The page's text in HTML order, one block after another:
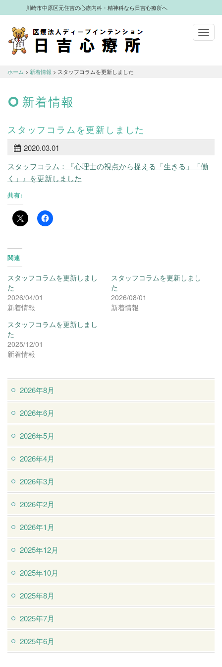
川崎市中原区元住吉の心療内科・精神科なら日吉心療所へ
なら日吉心療所へ
ホーム > 新着情報 > スタッフコラムを更新しました
新着情報
スタッフコラムを更新しました
2020.03.01
スタッフコラム：『心理士の視点から捉える「生きる」「働
く」』を更新しました
共有:
関連
スタッフコラムを更新しまし
た
2026/04/01
新着情報
スタッフコラムを更新しまし
た
2026/08/01
新着情報
スタッフコラムを更新しまし
た
2025/12/01
新着情報
2026年8月
2026年6月
2026年5月
2026年4月
2026年3月
2026年2月
2026年1月
2025年12月
2025年10月
2025年8月
2025年7月
2025年6月